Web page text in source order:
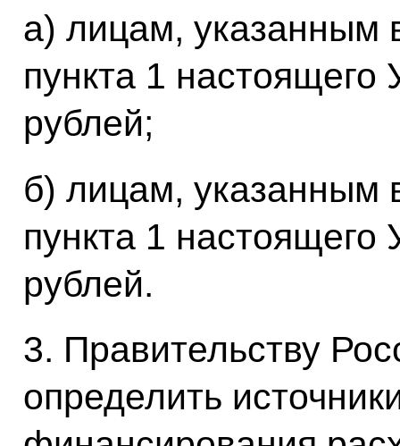
а) лицам, указанным
пункта 1 настоящего
рублей;
б) лицам, указанным
пункта 1 настоящего
рублей.
3. Правительству
определить